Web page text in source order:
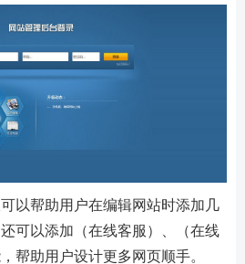
以帮助用户在编辑网站时添加几
可以添加（在线客服）、（在线
帮助用户设计更多网页顺手。